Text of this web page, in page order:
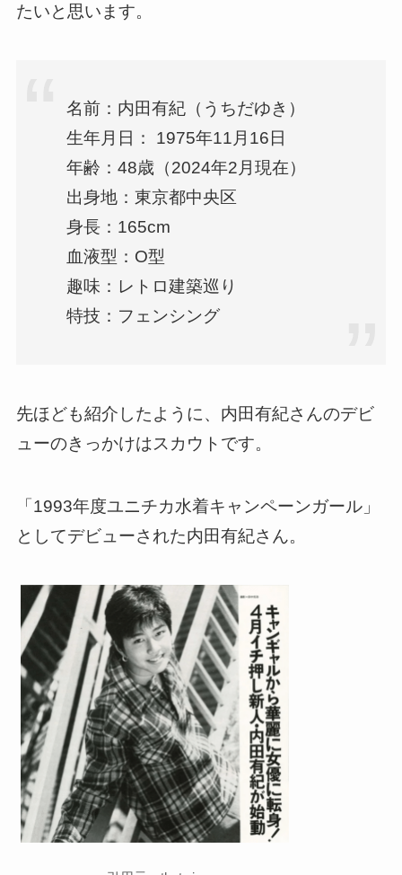
たいと思います。
名前：内田有紀（うちだゆき）
生年月日： 1975年11月16日
年齢：48歳（2024年2月現在）
出身地：東京都中央区
身長：165cm
血液型：O型
趣味：レトロ建築巡り
特技：フェンシング
先ほども紹介したように、内田有紀さんのデビ
ューのきっかけはスカウトです。
「1993年度ユニチカ水着キャンペーンガール」
としてデビューされた内田有紀さん。